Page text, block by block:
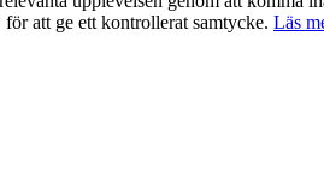
att ge ett kontrollerat samtycke. Läs